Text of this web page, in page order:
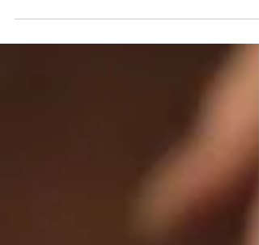
hormoon progesteron dominant.